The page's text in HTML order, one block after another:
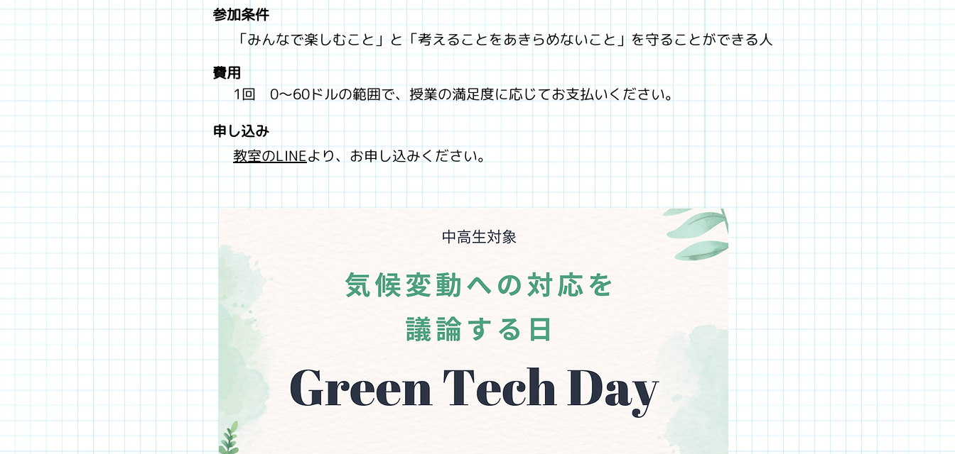
参加条件
「みんなで楽しむこと」と「考えることをあきらめないこと」を守ることができる人
費用
1回 0～60ドルの範囲で、授業の満足度に応じてお支払いください。
申し込み
教室のLINEより、お申し込みください。